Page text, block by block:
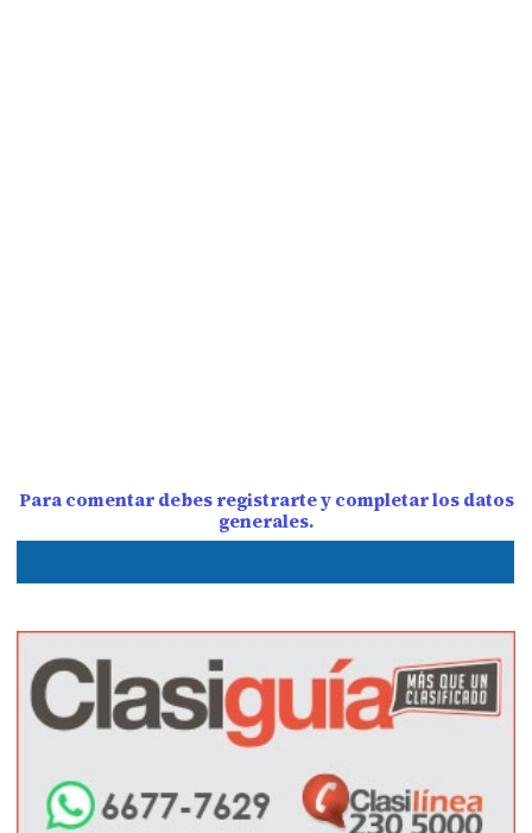
Para comentar debes registrarte y completar los datos
generales.